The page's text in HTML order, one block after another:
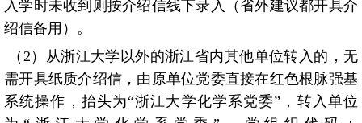
入学时未收到则按介绍信线下录入（省外建议都开具介
绍信备用）。
（ 2 ）从浙江大学以外的浙江省内其他单位转入的，无
需开具纸质介绍信，由原单位党委直接在红色根脉强基
系统操作，抬头为“浙江大学化学系党委”，转入单位